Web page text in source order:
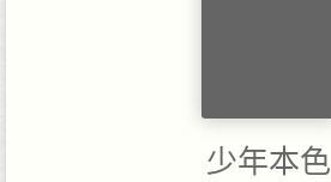
少年本色